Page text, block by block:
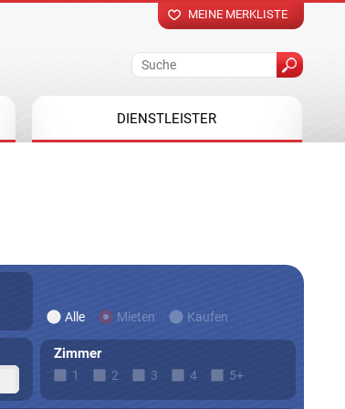
MEINE MERKLISTE
DIENSTLEISTER
Alle Mieten Kaufen
Zimmer
1 2 3 4 5+